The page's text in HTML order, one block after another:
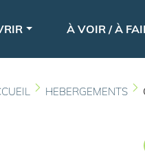
À VOIR / À
HEBERGEMENTS